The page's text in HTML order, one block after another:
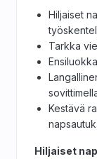
Hiljaiset
Tarkka
Kestävä
Hiljaiset